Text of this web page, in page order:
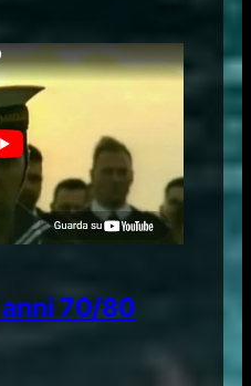
70/80